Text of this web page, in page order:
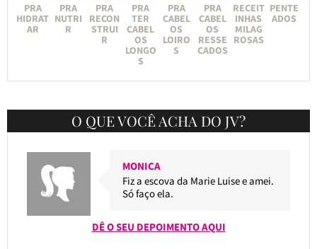
PRA
HIDRAT
AR
PRA
NUTRI
R
PRA
RECON
STRUI
R
PRA
TER
CABEL
OS
LONGO
S
PRA
CABEL
OS
LOIRO
S
PRA
CABEL
OS
RESSE
CADOS
RECEIT
INHAS
MILAG
ROSAS
PENTE
ADOS
O QUE VOCÊ ACHA DO JV?
MONICA
Fiz a escova da Marie Luise e amei.
Só faço ela.
DÊ O SEU DEPOIMENTO AQUI